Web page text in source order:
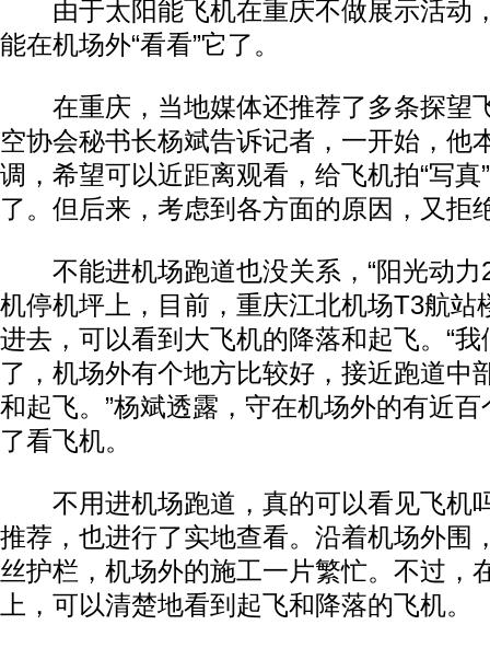
由于太阳能飞机在重庆不做展示活动
能在机场外“看看”它了。
在重庆，当地媒体还推荐了多条探望
空协会秘书长杨斌告诉记者，一开始，他
调，希望可以近距离观看，给飞机拍“写真
了。但后来，考虑到各方面的原因，又拒
不能进机场跑道也没关系，“阳光动力
机停机坪上，目前，重庆江北机场T3航站
进去，可以看到大飞机的降落和起飞。“
了，机场外有个地方比较好，接近跑道中
和起飞。”杨斌透露，守在机场外的有近
了看飞机。
不用进机场跑道，真的可以看见飞机
推荐，也进行了实地查看。沿着机场外围
丝护栏，机场外的施工一片繁忙。不过，
上，可以清楚地看到起飞和降落的飞机。